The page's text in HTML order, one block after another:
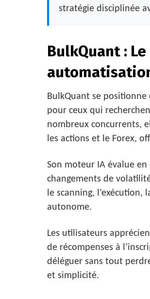
stratégie disciplinée
BulkQuant :
BulkQuant se
pour ceux qui
nombreux concurrents,
les actions et le Forex,
Son moteur IA évalue
changements de
le scanning,
autonome.
Les utilisateurs
de récompenses à
déléguer sans tout
et simplicité.